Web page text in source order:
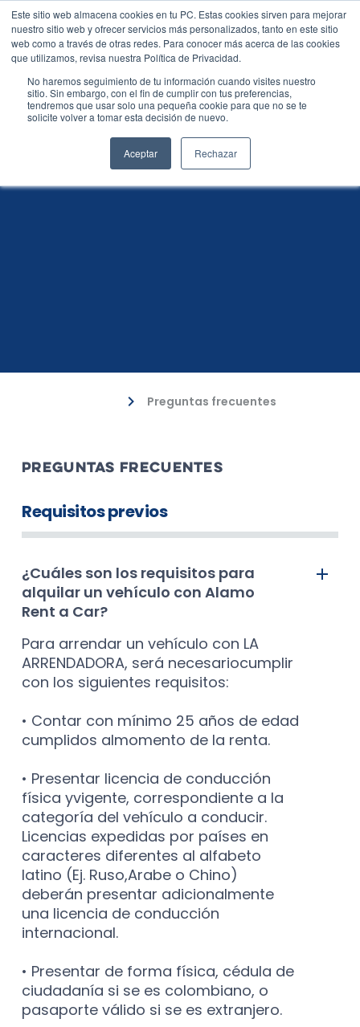
Este sitio web almacena cookies en tu PC. Estas cookies sirven para mejorar
nuestro sitio web y ofrecer servicios más personalizados, tanto en este sitio
web como a través de otras redes. Para conocer más acerca de las cookies
que utilizamos, revisa nuestra Política de Privacidad.
No haremos seguimiento de tu información cuando visites nuestro
sitio. Sin embargo, con el fin de cumplir con tus preferencias,
tendremos que usar solo una pequeña cookie para que no se te
solicite volver a tomar esta decisión de nuevo.
Aceptar Rechazar
Preguntas frecuentes
sobre rentas en Colombia
Preguntas frecuentes
PREGUNTAS FRECUENTES
Requisitos previos
¿Cuáles son los requisitos para
alquilar un vehículo con Alamo
Rent a Car?
Para arrendar un vehículo con LA
ARRENDADORA, será necesariocumplir
con los siguientes requisitos:
• Contar con mínimo 25 años de edad
cumplidos almomento de la renta.
• Presentar licencia de conducción
física yvigente, correspondiente a la
categoría del vehículo a conducir.
Licencias expedidas por países en
caracteres diferentes al alfabeto
latino (Ej. Ruso,Arabe o Chino)
deberán presentar adicionalmente
una licencia de conducción
internacional.
• Presentar de forma física, cédula de
ciudadanía si se es colombiano, o
pasaporte válido si se es extranjero.